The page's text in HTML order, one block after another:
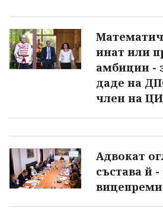
инат или
амбиции -
даде на
член на
Адвокат
състава й